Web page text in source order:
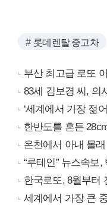
롯데렌탈 중고차
부산 최고급 로또
83세 김보경 씨, 의
‘세계에서 가장 젊
한반도를 흔든
온천에서 아내 몰
“루테인” 뉴스속보
한국로또, 8월부터
세계에서 가장 큰